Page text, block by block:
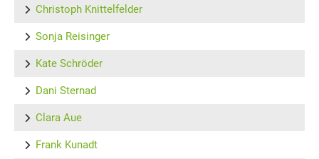
Christoph Knittelfelder
Sonja Reisinger
Kate Schröder
Dani Sternad
Clara Aue
Frank Kunadt